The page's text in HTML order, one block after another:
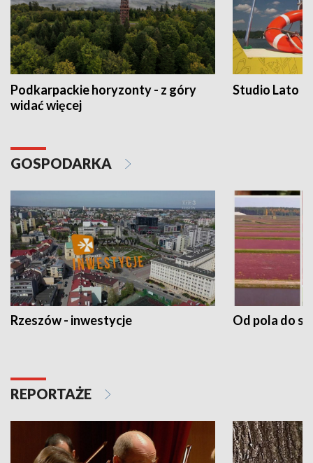
Podkarpackie horyzonty - z góry
widać więcej
Studio Lato
GOSPODARKA
Rzeszów - inwestycje Od pola do
REPORTAŻE